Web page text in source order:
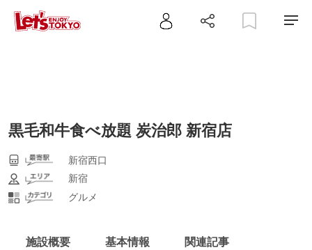
黒毛和牛食べ放題 炭治郎 新宿店
新宿西口
新宿
グルメ
施設概要 基本情報 関連記事